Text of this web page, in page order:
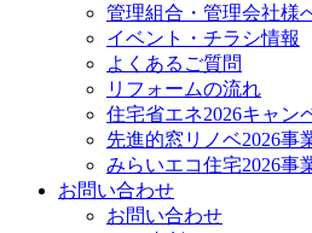
管理組合・管理会社様
イベント・チラシ情報
よくあるご質問
リフォームの流れ
住宅省エネ2026キャン
先進的窓リノベ2026事
みらいエコ住宅2026事
お問い合わせ
お問い合わせ